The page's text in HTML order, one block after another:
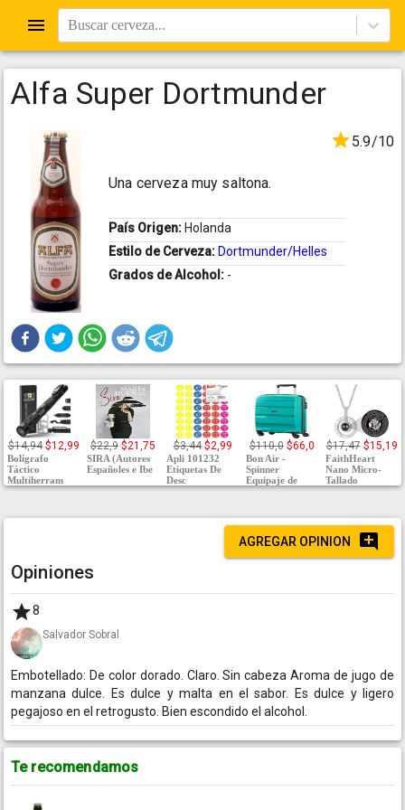
Buscar cerveza...
Alfa Super Dortmunder
5.9/10
Una cerveza muy saltona.
País Origen: Holanda
Estilo de Cerveza: Dortmunder/Helles
Grados de Alcohol: -
$14,94 $12,99
Bolígrafo
Táctico
Multiherram
$22,9 $21,75
SIRA (Autores
Españoles e Ibe
$3,44 $2,99
Apli 101232
Etiquetas De
Desc
$110,0 $66,0
Bon Air -
Spinner
Equipaje de
$17,47 $15,19
FaithHeart
Nano Micro-
Tallado
AGREGAR OPINION
Opiniones
8
Salvador Sobral
Embotellado: De color dorado. Claro. Sin cabeza Aroma de jugo de
manzana dulce. Es dulce y malta en el sabor. Es dulce y ligero
pegajoso en el retrogusto. Bien escondido el alcohol.
Te recomendamos